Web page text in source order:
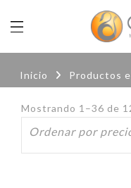
Inicio Productos
Mostrando 1–36 de